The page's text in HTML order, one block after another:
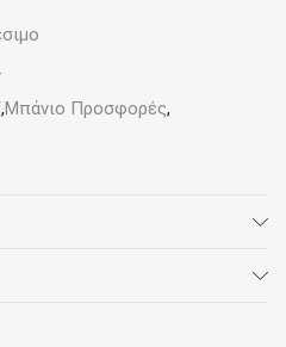
,Μπάνιο Προσφορές,